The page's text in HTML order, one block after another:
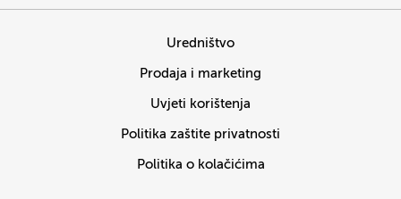
Uredništvo
Prodaja i marketing
Uvjeti korištenja
Politika zaštite privatnosti
Politika o kolačićima